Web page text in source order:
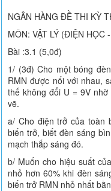
NGÂN HÀNG ĐỀ THI KỲ
MÔN: VẬT LÝ (ĐIỆN HỌC
Bài :3.1 (5,0đ)
1/ (3đ) Cho một bóng
RMN được nối với nhau,
thế không đổi U = 9V
vẽ.
a/ Cho điện trở của toàn
biến trở, biết đèn sáng
mạch thắp sáng đó.
b/ Muốn cho hiệu suất
nhỏ hơn 60% khi đèn
biến trở RMN nhỏ nhất